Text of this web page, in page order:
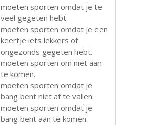
moeten sporten omdat je te
veel gegeten hebt.
moeten sporten omdat je een
keertje iets lekkers of
ongezonds gegeten hebt.
moeten sporten om niet aan
te komen.
moeten sporten omdat je
bang bent niet af te vallen.
moeten sporten omdat je
bang bent aan te komen.